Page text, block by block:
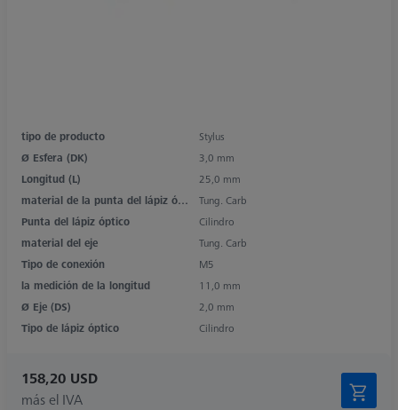
tipo de producto
Stylus
Ø Esfera (DK)
3,0 mm
Longitud (L)
25,0 mm
material de la punta del lápiz óptico
Tung. Carb
Punta del lápiz óptico
Cilindro
material del eje
Tung. Carb
Tipo de conexión
M5
la medición de la longitud
11,0 mm
Ø Eje (DS)
2,0 mm
Tipo de lápiz óptico
Cilindro
158,20 USD
más el IVA